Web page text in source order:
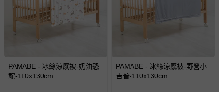
PAMABE - 冰絲涼感被-奶油恐
龍-110x130cm
PAMABE - 冰絲涼感被-野營小
吉普-110x130cm